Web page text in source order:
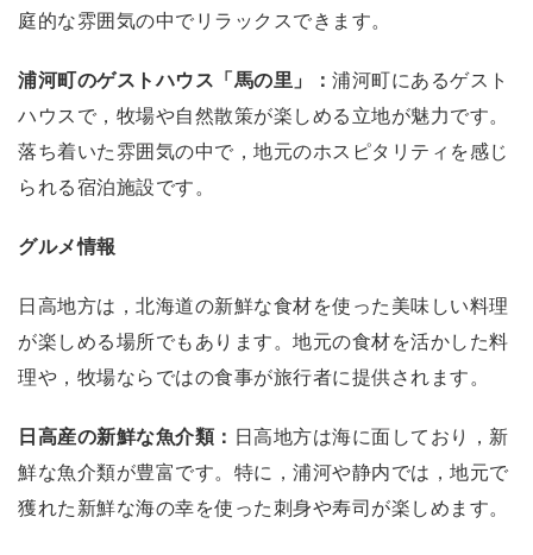
庭的な雰囲気の中でリラックスできます。
浦河町のゲストハウス「馬の里」： 浦河町にあるゲスト
ハウスで，牧場や自然散策が楽しめる立地が魅力です。
落ち着いた雰囲気の中で，地元のホスピタリティを感じ
られる宿泊施設です。
グルメ情報
日高地方は，北海道の新鮮な食材を使った美味しい料理
が楽しめる場所でもあります。地元の食材を活かした料
理や，牧場ならではの食事が旅行者に提供されます。
日高産の新鮮な魚介類： 日高地方は海に面しており，新
鮮な魚介類が豊富です。特に，浦河や静内では，地元で
獲れた新鮮な海の幸を使った刺身や寿司が楽しめます。